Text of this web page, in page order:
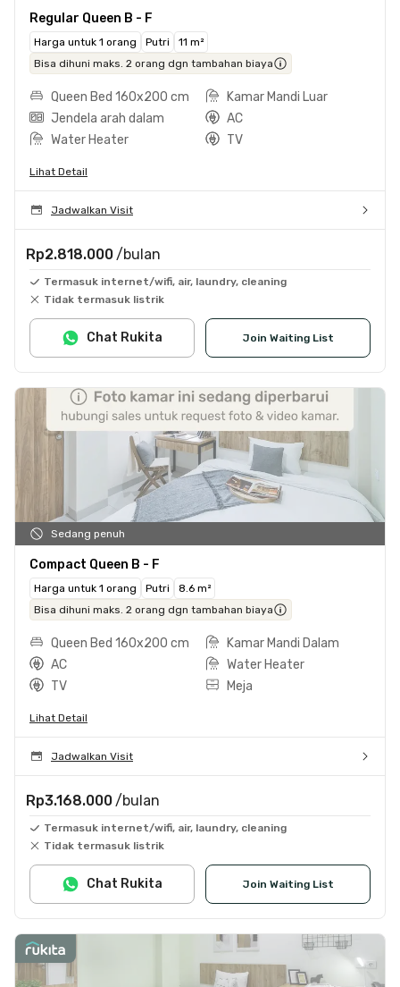
Regular Queen B - F
Harga untuk 1 orang Putri
11 m²
Bisa dihuni maks. 2 orang dgn tambahan biaya
Queen Bed 160x200 cm
Kamar Mandi Luar
Jendela arah dalam
AC
Water Heater
TV
Lihat Detail
Jadwalkan Visit
Rp2.818.000 /bulan
Termasuk internet/wifi, air, laundry, cleaning
Tidak termasuk listrik
Join Waiting List
Chat Rukita
Sedang penuh
Compact Queen B - F
Harga untuk 1 orang Putri
8.6 m²
Bisa dihuni maks. 2 orang dgn tambahan biaya
Queen Bed 160x200 cm
Kamar Mandi Dalam
AC
Water Heater
TV
Meja
Lihat Detail
Jadwalkan Visit
Rp3.168.000 /bulan
Termasuk internet/wifi, air, laundry, cleaning
Tidak termasuk listrik
Join Waiting List
Chat Rukita